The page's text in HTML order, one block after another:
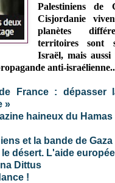
Palestiniens de
Cisjordanie
planètes
territoires sont
Israël, mais
anti-
France : dépasser
»
haineux du
et la bande de Gaza
désert. L'aide
Dittus
!